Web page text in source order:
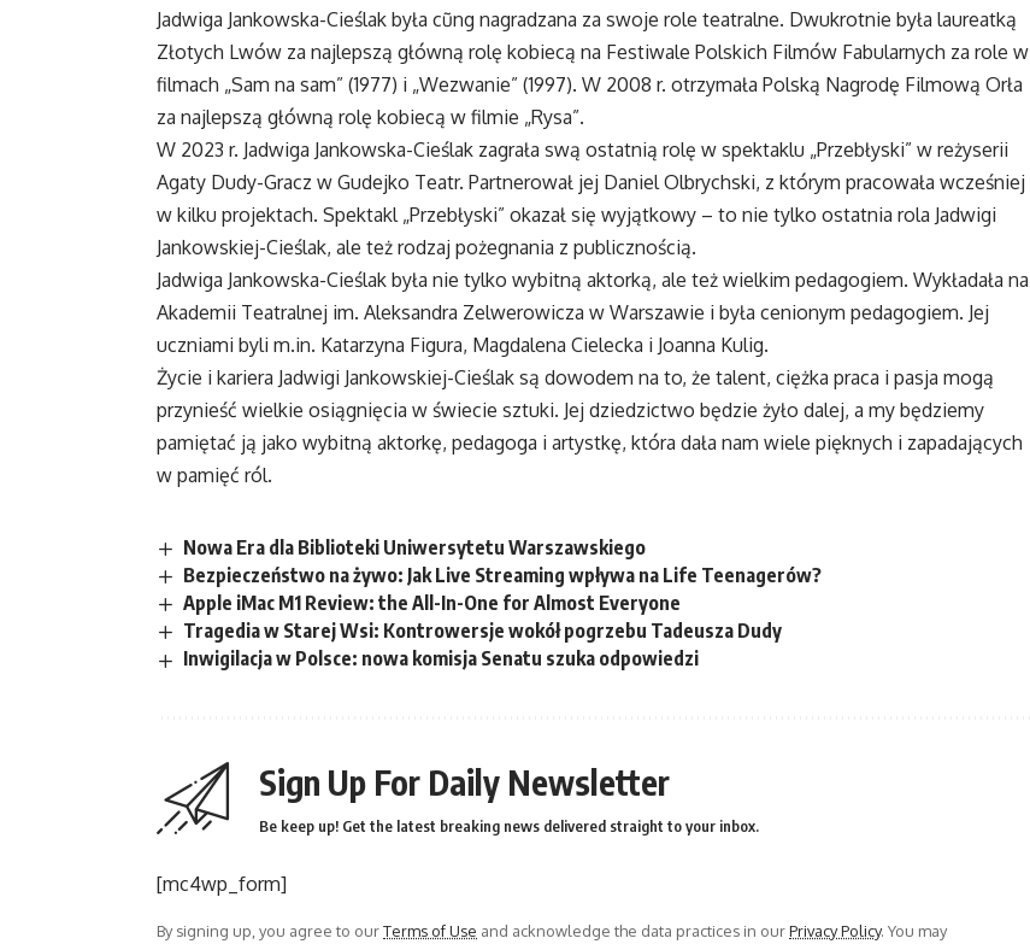
Jadwiga Jankowska-Cieślak była cũng nagradzana za swoje role teatralne. Dwukrotnie była laureatką
Złotych Lwów za najlepszą główną rolę kobiecą na Festiwale Polskich Filmów Fabularnych za role w
filmach „Sam na sam” (1977) i „Wezwanie” (1997). W 2008 r. otrzymała Polską Nagrodę Filmową Orła
za najlepszą główną rolę kobiecą w filmie „Rysa”.
W 2023 r. Jadwiga Jankowska-Cieślak zagrała swą ostatnią rolę w spektaklu „Przebłyski” w reżyserii
Agaty Dudy-Gracz w Gudejko Teatr. Partnerował jej Daniel Olbrychski, z którym pracowała wcześniej
w kilku projektach. Spektakl „Przebłyski” okazał się wyjątkowy – to nie tylko ostatnia rola Jadwigi
Jankowskiej-Cieślak, ale też rodzaj pożegnania z publicznością.
Jadwiga Jankowska-Cieślak była nie tylko wybitną aktorką, ale też wielkim pedagogiem. Wykładała na
Akademii Teatralnej im. Aleksandra Zelwerowicza w Warszawie i była cenionym pedagogiem. Jej
uczniami byli m.in. Katarzyna Figura, Magdalena Cielecka i Joanna Kulig.
Życie i kariera Jadwigi Jankowskiej-Cieślak są dowodem na to, że talent, ciężka praca i pasja mogą
przynieść wielkie osiągnięcia w świecie sztuki. Jej dziedzictwo będzie żyło dalej, a my będziemy
pamiętać ją jako wybitną aktorkę, pedagoga i artystkę, która dała nam wiele pięknych i zapadających
w pamięć ról.
Nowa Era dla Biblioteki Uniwersytetu Warszawskiego
Bezpieczeństwo na żywo: Jak Live Streaming wpływa na Life Teenagerów?
Apple iMac M1 Review: the All-In-One for Almost Everyone
Tragedia w Starej Wsi: Kontrowersje wokół pogrzebu Tadeusza Dudy
Inwigilacja w Polsce: nowa komisja Senatu szuka odpowiedzi
Sign Up For Daily Newsletter
Be keep up! Get the latest breaking news delivered straight to your inbox.
[mc4wp_form]
By signing up, you agree to ourTerms of Use and acknowledge the data practices in ourPrivacy Policy. You may